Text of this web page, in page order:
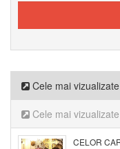
Cele mai
Cele mai
CELOR